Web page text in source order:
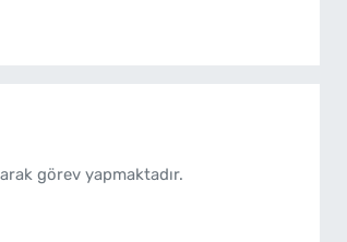
görev yapmaktadır.